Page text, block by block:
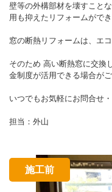
壁等の外構部材を壊すこと
用も抑えたリフォームができ
窓の断熱リフォームは、エ
そのため 高い断熱窓に交換
金制度が活用できる場合がご
いつでもお気軽にお問合せ
担当：外山
施工前